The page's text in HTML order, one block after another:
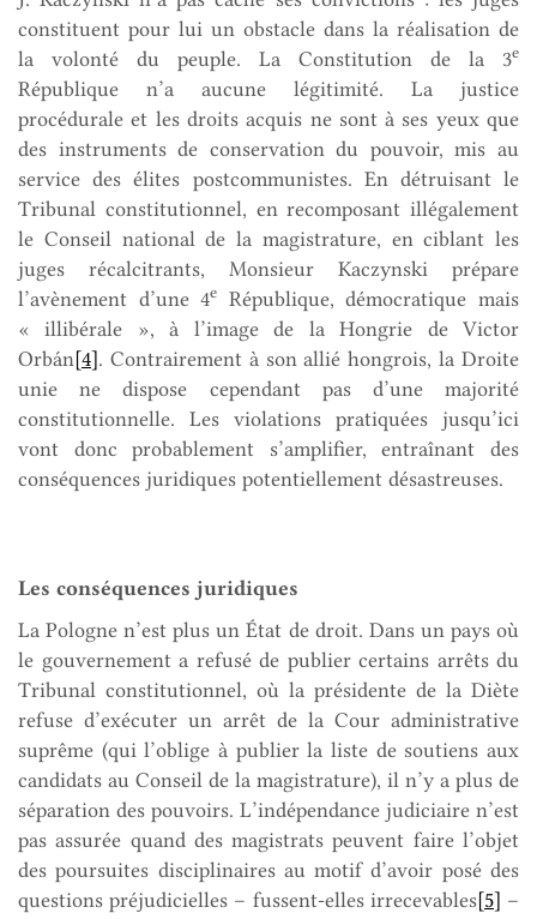
constituent pour lui un obstacle dans la réalisation de
la volonté du peuple. La Constitution de la 3e
République n’a aucune légitimité. La justice
procédurale et les droits acquis ne sont à ses yeux que
des instruments de conservation du pouvoir, mis au
service des élites postcommunistes. En détruisant le
Tribunal constitutionnel, en recomposant illégalement
le Conseil national de la magistrature, en ciblant les
juges récalcitrants, Monsieur Kaczynski prépare
l’avènement d’une 4e
République, démocratique mais
« illibérale », à l’image de la Hongrie de Victor
Orbán[4]. Contrairement à son allié hongrois, la Droite
unie ne dispose cependant pas d’une majorité
constitutionnelle. Les violations pratiquées jusqu’ici
vont donc probablement s’amplifier, entraînant des
conséquences juridiques potentiellement désastreuses.
Les conséquences juridiques
La Pologne n’est plus un État de droit. Dans un pays où
le gouvernement a refusé de publier certains arrêts du
Tribunal constitutionnel, où la présidente de la Diète
refuse d’exécuter un arrêt de la Cour administrative
suprême (qui l’oblige à publier la liste de soutiens aux
candidats au Conseil de la magistrature), il n’y a plus de
séparation des pouvoirs. L’indépendance judiciaire n’est
pas assurée quand des magistrats peuvent faire l’objet
des poursuites disciplinaires au motif d’avoir posé des
questions préjudicielles – fussent-elles irrecevables[5] –